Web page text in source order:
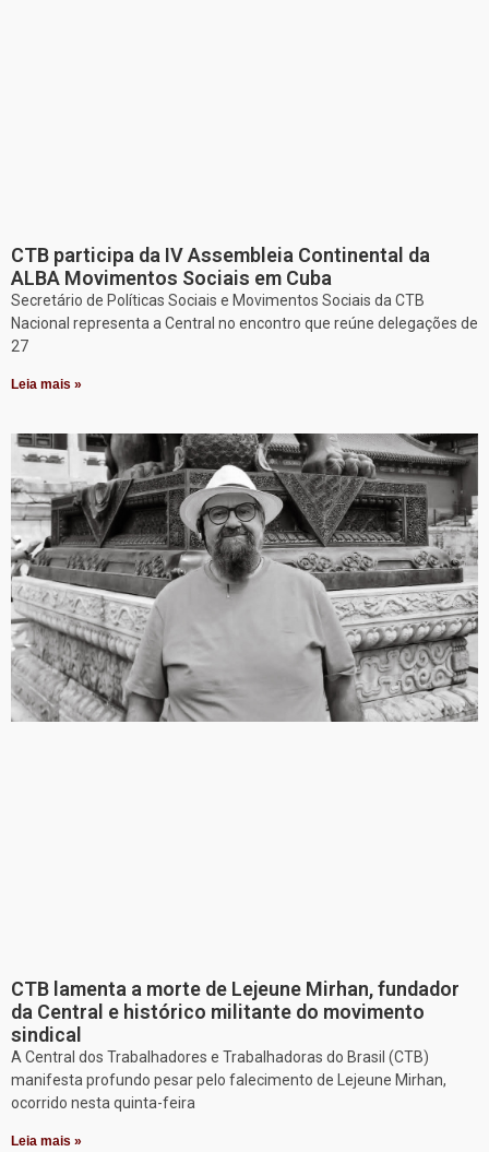
CTB participa da IV Assembleia Continental da
ALBA Movimentos Sociais em Cuba
Secretário de Políticas Sociais e Movimentos Sociais da CTB
Nacional representa a Central no encontro que reúne delegações de
27
Leia mais »
CTB lamenta a morte de Lejeune Mirhan, fundador
da Central e histórico militante do movimento
sindical
A Central dos Trabalhadores e Trabalhadoras do Brasil (CTB)
manifesta profundo pesar pelo falecimento de Lejeune Mirhan,
ocorrido nesta quinta-feira
Leia mais »